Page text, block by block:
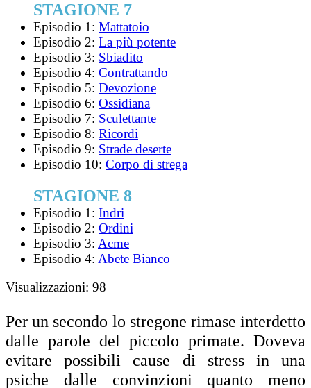
STAGIONE 7
Episodio 1: Mattatoio
Episodio 2: La più potente
Episodio 3: Sbiadito
Episodio 4: Contrattando
Episodio 5: Devozione
Episodio 6: Ossidiana
Episodio 7: Sculettante
Episodio 8: Ricordi
Episodio 9: Strade deserte
Episodio 10: Corpo di strega
STAGIONE 8
Episodio 1: Indri
Episodio 2: Ordini
Episodio 3: Acme
Episodio 4: Abete Bianco
Visualizzazioni: 98
Per un secondo lo stregone rimase interdetto
dalle parole del piccolo primate. Doveva
evitare possibili cause di stress in una
psiche dalle convinzioni quanto meno